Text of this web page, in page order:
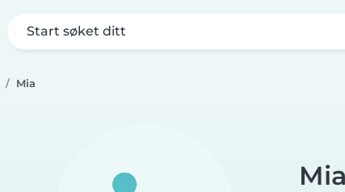
Start søket ditt
Mia
Mia